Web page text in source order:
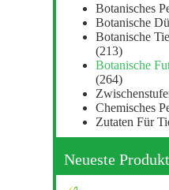
Botanisches
Botanische
Botanische
(213)
Botanische
(264)
Chemisches
Zutaten Für
Neueste